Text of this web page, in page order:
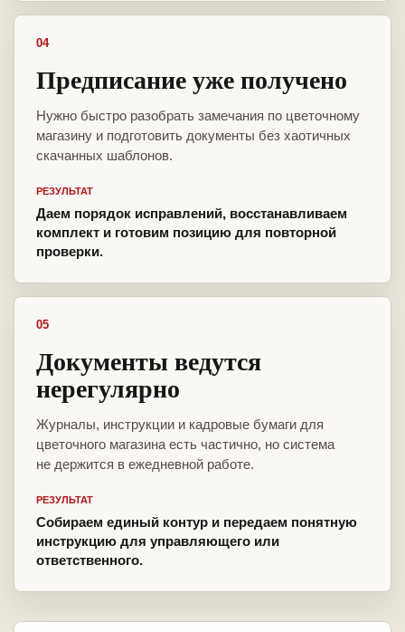
04
Предписание уже получено
Нужно быстро разобрать замечания по цветочному
магазину и подготовить документы без хаотичных
скачанных шаблонов.
РЕЗУЛЬТАТ
Даем порядок исправлений, восстанавливаем
комплект и готовим позицию для повторной
проверки.
05
Документы ведутся
нерегулярно
Журналы, инструкции и кадровые бумаги для
цветочного магазина есть частично, но система
не держится в ежедневной работе.
РЕЗУЛЬТАТ
Собираем единый контур и передаем понятную
инструкцию для управляющего или
ответственного.